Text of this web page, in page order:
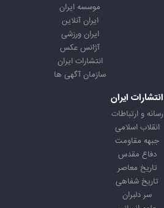
موسسه ایران
ایران آنلاین
ایران ورزشی
آژانس عکس
انتشارات ایران
سازمان آگهی ها
انتشارات ایران
رسانه و ارتباطات
انقلاب اسلامی
جبهه مقاومت
دفاع مقدس
تاریخ معاصر
تاریخ شفاهی
سر دلبران